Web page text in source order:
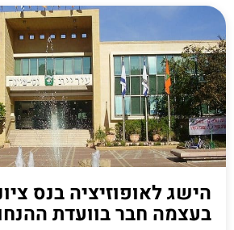
הישג לאופוזיציה בנס
בעצמה חבר בוועדת